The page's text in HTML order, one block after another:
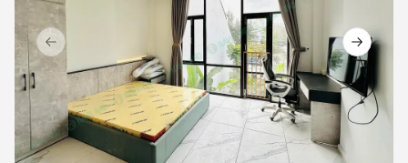
Previous slide Next